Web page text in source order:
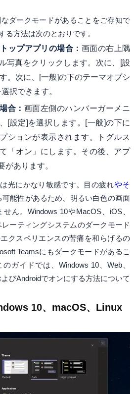
ダークモードがあることをご存知で
る方法は次のとおりです。
ップアプリの場合： 画面の右上隅
写真をクリックします。次に、[設
。次に、[一般]の下のテーマオプシ
択できます。
合： 画面左側のハンバーガーメニ
[設定]を選択します。[一般]の下に
ションが表示されます。トグルス
「オン」にします。その後、アプ
があります。
光にかなり敏感です。目の疲れやそ
可能性があるため、明るい白色の画面
ん。Windows 10やMacOS、iOS、
ーティングシステムのダークモード
クスペリエンスの苦痛を和らげるの
Teamsにもダークモードがあるこ
ガイドでは、Windows 10、Web、
びAndroidでオンにする方法について
10、macOS、Linux